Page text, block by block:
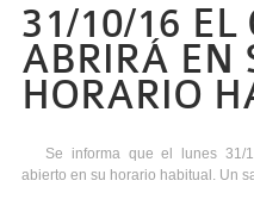
31/10/16 EL
ABRIRÁ EN
HORARIO
Se informa que el lunes 31/
abierto en su horario habitual. Un